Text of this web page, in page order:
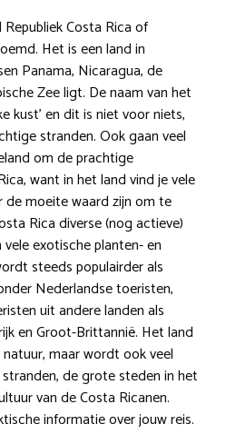
Costa Rica of
Het is een land in
Panama, Nicaragua, de
Zee ligt. De naam van het
kust’ en dit is niet voor niets,
stranden. Ook gaan veel
om de prachtige
want in het land vind je vele
de moeite waard zijn om te
Rica diverse (nog actieve)
exotische planten- en
steeds populairder als
Nederlandse toeristen,
uit andere landen als
en Groot-Brittannië. Het land
maar wordt ook veel
de grote steden in het
van de Costa Ricanen.
informatie over jouw reis.